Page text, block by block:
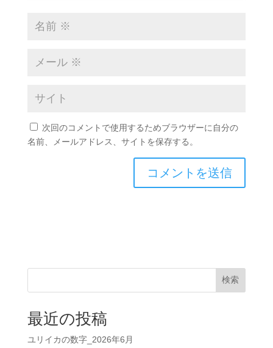
次回のコメントで使用するためブラウザーに自分の
名前、メールアドレス、サイトを保存する。
検索
最近の投稿
ユリイカの数字_2026年6月